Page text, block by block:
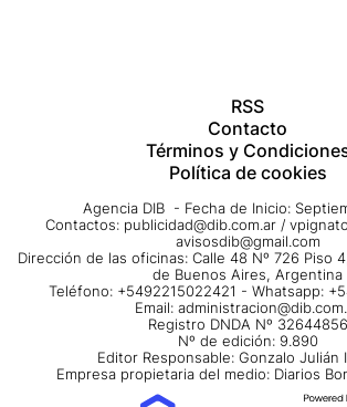
RSS
Contacto
Términos y
Política de cookies
Agencia DIB - Fecha de Inicio:
Contactos: publicidad@dib.com.ar /
avisosdib@gmail.com
Dirección de las oficinas: Calle 48 Nº 726 Piso
de Buenos Aires, Argentina
Teléfono: +5492215022421 - Whatsapp:
Email:
Registro DNDA Nº 32644856
Nº de edición: 9.890
Editor Responsable: Gonzalo Julián
Empresa propietaria del medio: Diarios